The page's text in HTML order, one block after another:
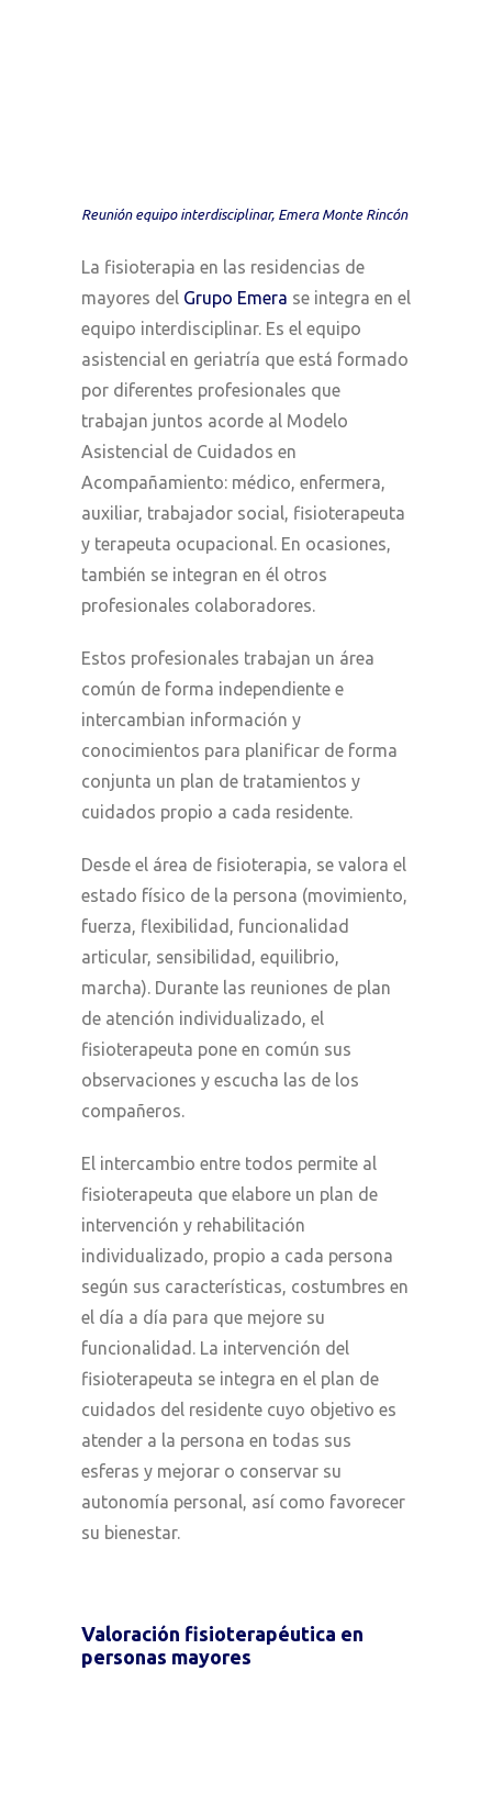
Reunión equipo interdisciplinar, Emera Monte Rincón
La fisioterapia en las residencias de
mayores del Grupo Emera se integra en el
equipo interdisciplinar. Es el equipo
asistencial en geriatría que está formado
por diferentes profesionales que
trabajan juntos acorde al Modelo
Asistencial de Cuidados en
Acompañamiento: médico, enfermera,
auxiliar, trabajador social, fisioterapeuta
y terapeuta ocupacional. En ocasiones,
también se integran en él otros
profesionales colaboradores.
Estos profesionales trabajan un área
común de forma independiente e
intercambian información y
conocimientos para planificar de forma
conjunta un plan de tratamientos y
cuidados propio a cada residente.
Desde el área de fisioterapia, se valora el
estado físico de la persona (movimiento,
fuerza, flexibilidad, funcionalidad
articular, sensibilidad, equilibrio,
marcha). Durante las reuniones de plan
de atención individualizado, el
fisioterapeuta pone en común sus
observaciones y escucha las de los
compañeros.
El intercambio entre todos permite al
fisioterapeuta que elabore un plan de
intervención y rehabilitación
individualizado, propio a cada persona
según sus características, costumbres en
el día a día para que mejore su
funcionalidad. La intervención del
fisioterapeuta se integra en el plan de
cuidados del residente cuyo objetivo es
atender a la persona en todas sus
esferas y mejorar o conservar su
autonomía personal, así como favorecer
su bienestar.
Valoración fisioterapéutica en
personas mayores